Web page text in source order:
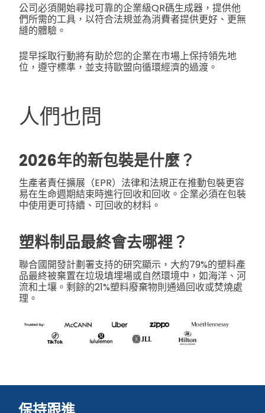
公司必須開始尋找可靠的企業級QR碼生成器，提供他
們所需的工具，以符合法規並為消費者提供更好、更無
縫的體驗。
提早採取行動將有助於您的企業在市場上保持領先地
位，遵守標準，並支持歐盟向循環經濟的過渡。
人們也問
2026年的新包裝是什麼？
生產者責任擴展（EPR）法律和法規正在推動包裝更容
易在生命週期結束時進行回收和回收。企業必須在包裝
中使用更可持續、可回收的材料。
塑料制品最終會去哪裡？
聯合國開發計劃署支持的研究顯示，大約79%的塑料產
品最終被棄置在垃圾填埋場或自然環境中，如海洋、河
流和土壤。剩餘的21%塑料廢棄物則通過回收或焚燒處
理。